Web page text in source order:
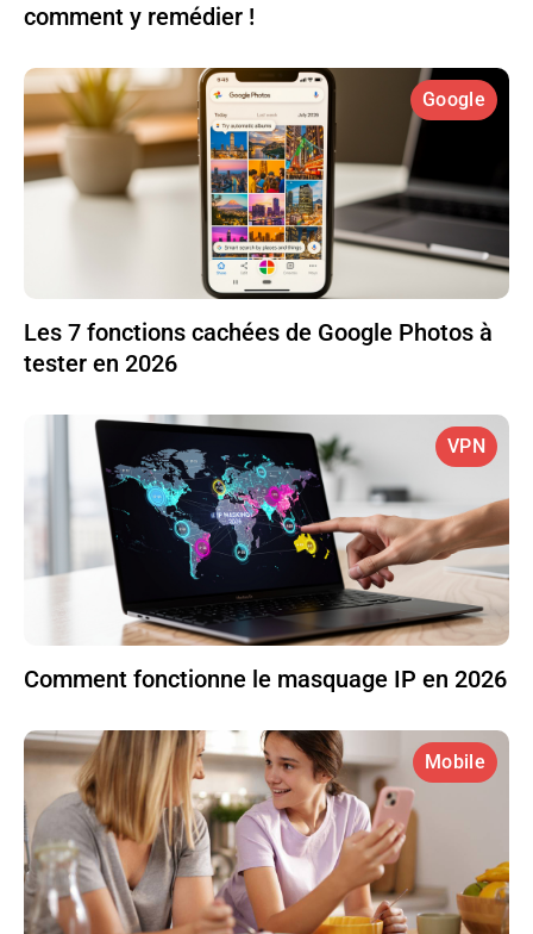
comment y remédier !
Google
Les 7 fonctions cachées de Google Photos à
tester en 2026
VPN
Comment fonctionne le masquage IP en 2026
Mobile